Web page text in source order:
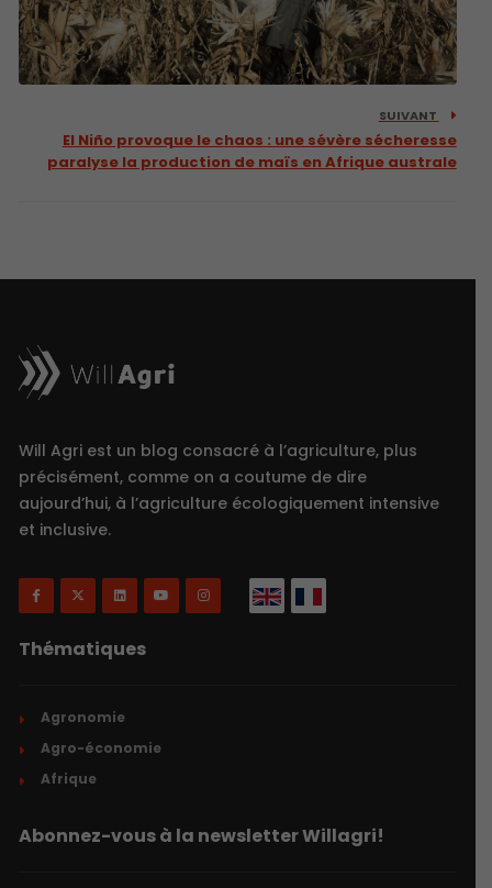
SUIVANT
El Niño provoque le chaos : une sévère sécheresse
paralyse la production de maïs en Afrique australe
Will Agri est un blog consacré à l’agriculture, plus
précisément, comme on a coutume de dire
aujourd’hui, à l’agriculture écologiquement intensive
et inclusive.
Thématiques
Agronomie
Agro-économie
Afrique
Abonnez-vous à la newsletter Willagri!